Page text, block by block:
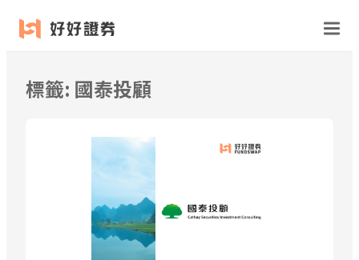
跳
至
標籤: 國泰投顧